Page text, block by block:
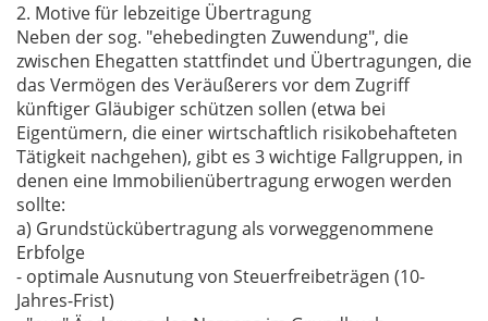
2. Motive für lebzeitige Übertragung
Neben der sog. "ehebedingten Zuwendung", die
zwischen Ehegatten stattfindet und Übertragungen, die
das Vermögen des Veräußerers vor dem Zugriff
künftiger Gläubiger schützen sollen (etwa bei
Eigentümern, die einer wirtschaftlich risikobehafteten
Tätigkeit nachgehen), gibt es 3 wichtige Fallgruppen, in
denen eine Immobilienübertragung erwogen werden
sollte:
a) Grundstückübertragung als vorweggenommene
Erbfolge
- optimale Ausnutung von Steuerfreibeträgen (10-
Jahres-Frist)